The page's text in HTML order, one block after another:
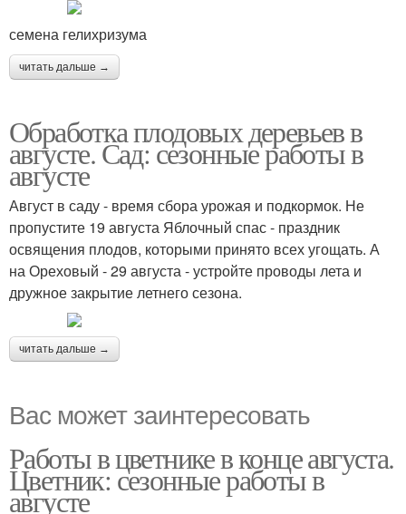
семена гелихризума
читать дальше →
Обработка плодовых деревьев в
августе. Сад: сезонные работы в
августе
Август в саду - время сбора урожая и подкормок. Не
пропустите 19 августа Яблочный спас - праздник
освящения плодов, которыми принято всех угощать. А
на Ореховый - 29 августа - устройте проводы лета и
дружное закрытие летнего сезона.
читать дальше →
Вас может заинтересовать
Работы в цветнике в конце августа.
Цветник: сезонные работы в
августе